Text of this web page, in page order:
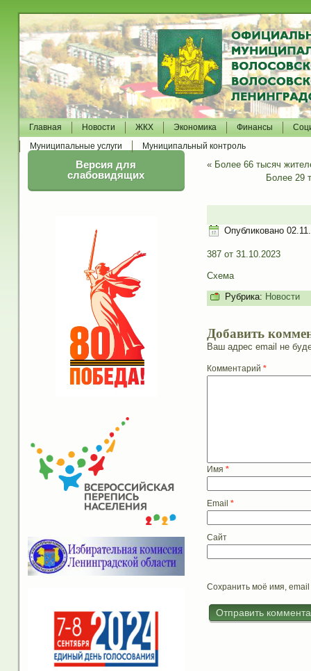
Главная Новости ЖКХ Экономика Финансы
Муниципальные услуги
Муниципальный контроль
Версия для
слабовидящих
« Более 66 тысяч
Более 29
Опубликовано
387 от 31.10.2023
Схема
Рубрика: Новости
Добавить
Ваш адрес email не
Комментарий *
Имя *
Email *
Сайт
Сохранить моё имя,